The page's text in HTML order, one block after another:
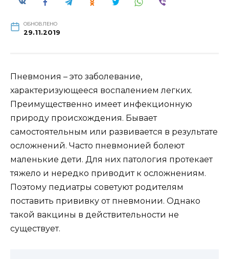
ОБНОВЛЕНО
29.11.2019
Пневмония – это заболевание,
характеризующееся воспалением легких.
Преимущественно имеет инфекционную
природу происхождения. Бывает
самостоятельным или развивается в результате
осложнений. Часто пневмонией болеют
маленькие дети. Для них патология протекает
тяжело и нередко приводит к осложнениям.
Поэтому педиатры советуют родителям
поставить прививку от пневмонии. Однако
такой вакцины в действительности не
существует.